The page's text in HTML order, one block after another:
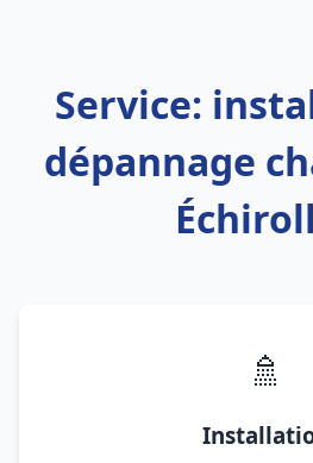
Service:
dépannage
🚿